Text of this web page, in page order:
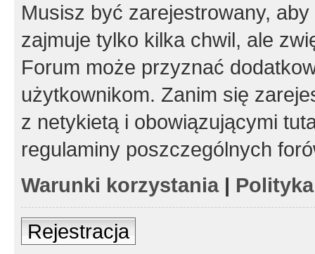
Musisz być zarejestrowany,
zajmuje tylko kilka chwil, ale
Forum może przyznać
użytkownikom. Zanim się
z netykietą i obowiązującymi
regulaminy poszczególnych
Warunki korzystania|
Rejestracja